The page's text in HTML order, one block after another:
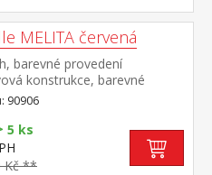
MELITA červená
barevné provedení
konstrukce, barevné
výška sedu 50
nosnost do 120 kg
90906
5 ks
Kč **